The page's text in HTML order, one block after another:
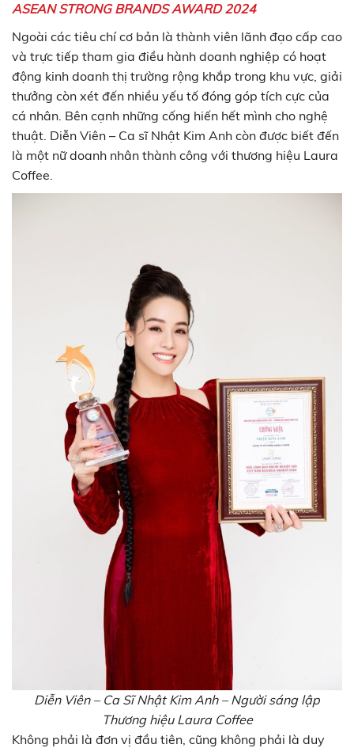
ASEAN STRONG BRANDS AWARD 2024
Ngoài các tiêu chí cơ bản là thành viên lãnh đạo cấp cao
và trực tiếp tham gia điều hành doanh nghiệp có hoạt
động kinh doanh thị trường rộng khắp trong khu vực, giải
thưởng còn xét đến nhiều yếu tố đóng góp tích cực của
cá nhân. Bên cạnh những cống hiến hết mình cho nghệ
thuật. Diễn Viên – Ca sĩ Nhật Kim Anh còn được biết đến
là một nữ doanh nhân thành công với thương hiệu Laura
Coffee.
Diễn Viên – Ca Sĩ Nhật Kim Anh – Người sáng lập
Thương hiệu Laura Coffee
Không phải là đơn vị đầu tiên, cũng không phải là duy